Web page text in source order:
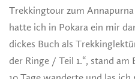
Trekkingtour zum
hatte ich in Pokara ein mir
dickes Buch als
der Ringe / Teil 1.“, stand am